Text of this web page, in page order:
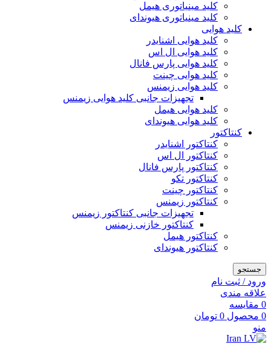
کلید مینیاتوری هیمل
کلید مینیاتوری هیوندای
کلید هوایی
کلید هوایی اشنایدر
کلید هوایی ال اس
کلید هوایی پارس فانال
کلید هوایی چینت
کلید هوایی زیمنس
تجهیزات جانبی کلید هوایی زیمنس
کلید هوایی هیمل
کلید هوایی هیوندای
کنتاکتور
کنتاکتور اشنایدر
کنتاکتور ال اس
کنتاکتور پارس فانال
کنتاکتور تکو
کنتاکتور چینت
کنتاکتور زیمنس
تجهیزات جانبی کنتاکتور زیمنس
کنتاکتور خازنی زیمنس
کنتاکتور هیمل
کنتاکتور هیوندای
جستجو
ورود / ثبت نام
علاقه مندی
0 مقایسه
0 محصول 0 تومان
منو